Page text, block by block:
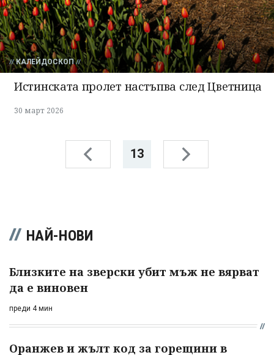
КАЛЕЙДОСКОП
Истинската пролет настъпва след Цветница
30 март 2026
13
НАЙ-НОВИ
Близките на зверски убит мъж не вярват
да е виновен
преди 4 мин
Оранжев и жълт код за горещини в